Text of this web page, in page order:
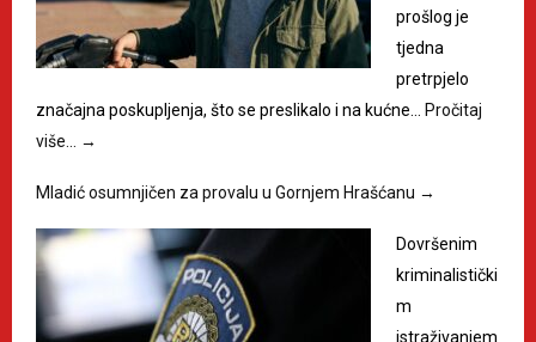
prošlog je
tjedna
pretrpjelo
značajna poskupljenja, što se preslikalo i na kućne… Pročitaj
više… →
Mladić osumnjičen za provalu u Gornjem Hrašćanu →
Dovršenim
kriminalistički
m
istraživanjem